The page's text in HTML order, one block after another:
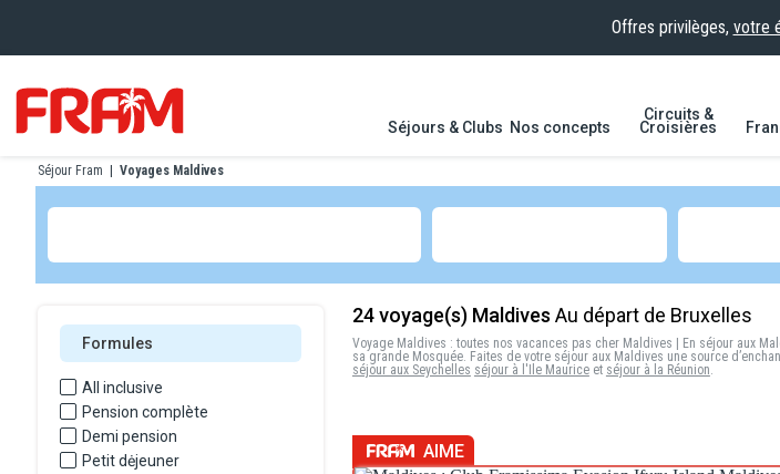
Offres privilèges, votre
Séjours & Clubs Nos concepts
Circuits &
Croisières
Séjour Fram Voyages Maldives
24voyage(s) Maldives Au départ de Bruxelles
Voyage Maldives : toutes nos vacances pas cher Maldives | En séjour aux
sa grande Mosquée. Faites de votre séjour aux Maldives une source
séjour aux Seychelles séjour à l'Ile Mauriceet séjour à la Réunion
AIME
Formules
All inclusive
Pension complète
Demi pension
Petit dėjeuner